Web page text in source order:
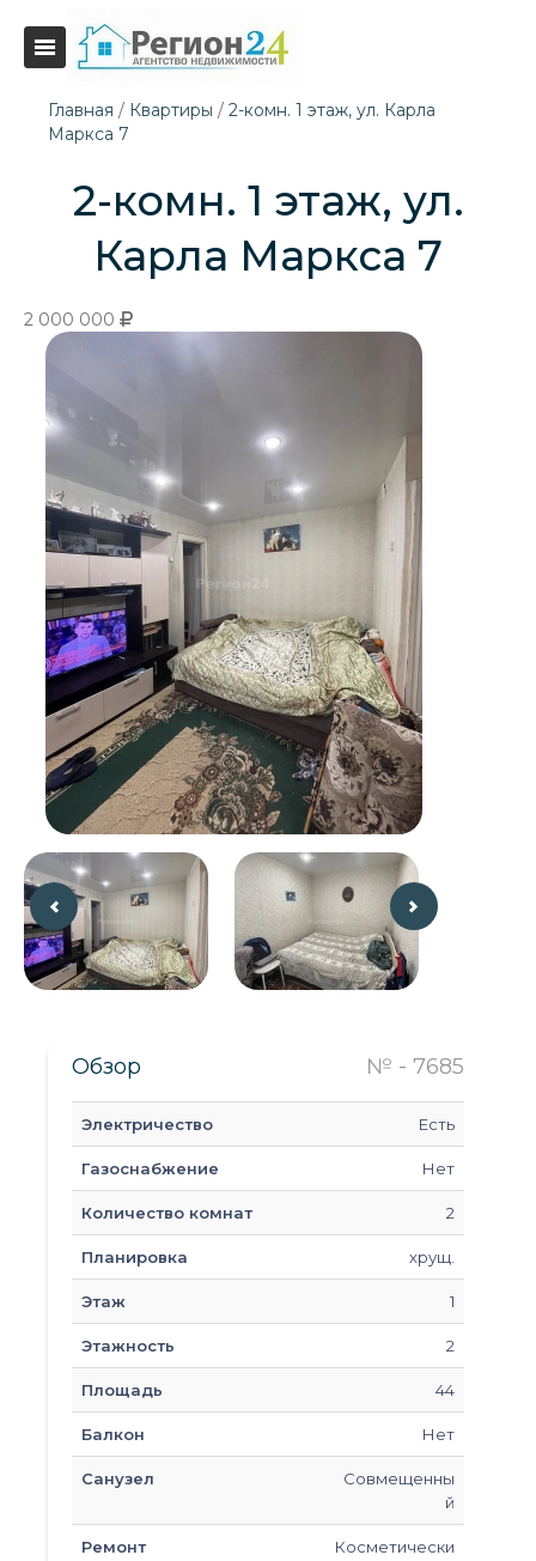
Главная / Квартиры / 2-комн. 1 этаж, ул. Карла
Маркса 7
2-комн. 1 этаж, ул.
Карла Маркса 7
2 000 000
Обзор № - 7685
Электричество Есть
Газоснабжение Нет
Количество комнат 2
Планировка хрущ.
Этаж 1
Этажность 2
Площадь 44
Балкон Нет
Санузел
Совмещенны
й
Ремонт
Косметически